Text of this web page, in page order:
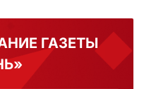
ГАЗЕТЫ